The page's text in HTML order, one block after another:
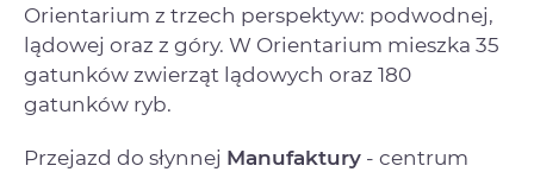
Orientarium z trzech perspektyw: podwodnej,
lądowej oraz z góry. W Orientarium mieszka 35
gatunków zwierząt lądowych oraz 180
gatunków ryb.
Przejazd do słynnej Manufaktury - centrum